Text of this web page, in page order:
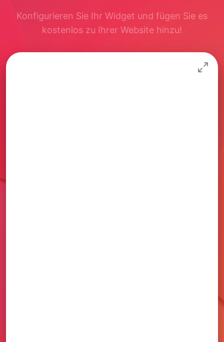
Konfigurieren Sie Ihr Widget und fügen Sie es
kostenlos zu Ihrer Website hinzu!